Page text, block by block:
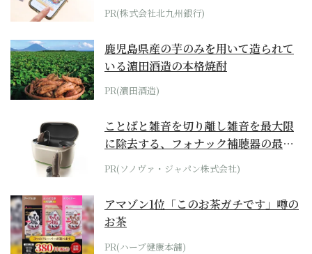
PR(株式会社北九州銀行)
鹿児島県産の芋のみを用いて造られて
いる濵田酒造の本格焼酎
PR(濵田酒造)
ことばと雑音を切り離し雑音を最大限
に除去する、フォナック補聴器の最上
位モデル
PR(ソノヴァ・ジャパン株式会社)
アマゾン1位「このお茶ガチです」噂の
お茶
PR(ハーブ健康本舗)